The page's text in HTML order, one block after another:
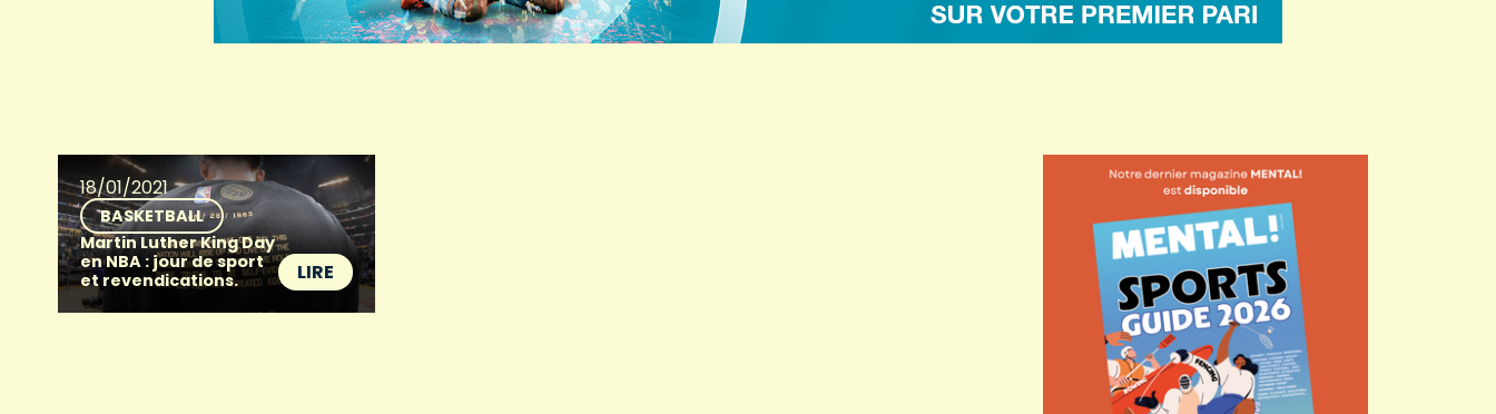
18/01/2021
BASKETBALL
Martin Luther King Day
en NBA : jour de sport
et revendications.
LIRE